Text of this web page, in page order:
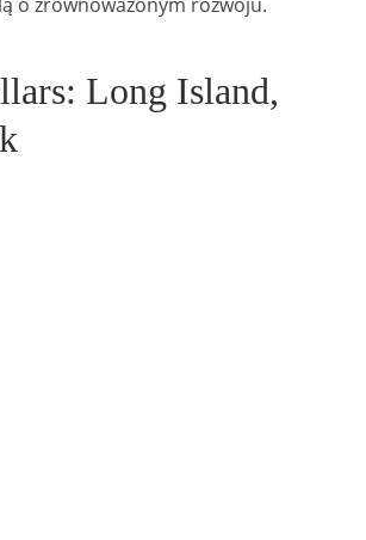
Long Island,